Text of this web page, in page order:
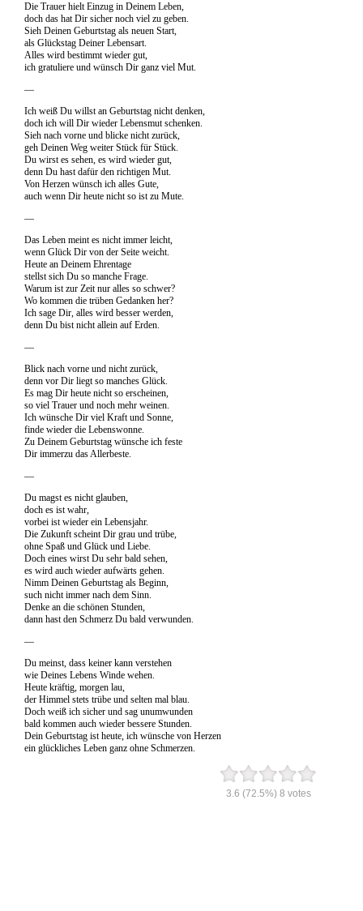
Die Trauer hielt Einzug in Deinem Leben,
doch das hat Dir sicher noch viel zu geben.
Sieh Deinen Geburtstag als neuen Start,
als Glückstag Deiner Lebensart.
Alles wird bestimmt wieder gut,
ich gratuliere und wünsch Dir ganz viel Mut.
—
Ich weiß Du willst an Geburtstag nicht denken,
doch ich will Dir wieder Lebensmut schenken.
Sieh nach vorne und blicke nicht zurück,
geh Deinen Weg weiter Stück für Stück.
Du wirst es sehen, es wird wieder gut,
denn Du hast dafür den richtigen Mut.
Von Herzen wünsch ich alles Gute,
auch wenn Dir heute nicht so ist zu Mute.
—
Das Leben meint es nicht immer leicht,
wenn Glück Dir von der Seite weicht.
Heute an Deinem Ehrentage
stellst sich Du so manche Frage.
Warum ist zur Zeit nur alles so schwer?
Wo kommen die trüben Gedanken her?
Ich sage Dir, alles wird besser werden,
denn Du bist nicht allein auf Erden.
—
Blick nach vorne und nicht zurück,
denn vor Dir liegt so manches Glück.
Es mag Dir heute nicht so erscheinen,
so viel Trauer und noch mehr weinen.
Ich wünsche Dir viel Kraft und Sonne,
finde wieder die Lebenswonne.
Zu Deinem Geburtstag wünsche ich feste
Dir immerzu das Allerbeste.
—
Du magst es nicht glauben,
doch es ist wahr,
vorbei ist wieder ein Lebensjahr.
Die Zukunft scheint Dir grau und trübe,
ohne Spaß und Glück und Liebe.
Doch eines wirst Du sehr bald sehen,
es wird auch wieder aufwärts gehen.
Nimm Deinen Geburtstag als Beginn,
such nicht immer nach dem Sinn.
Denke an die schönen Stunden,
dann hast den Schmerz Du bald verwunden.
—
Du meinst, dass keiner kann verstehen
wie Deines Lebens Winde wehen.
Heute kräftig, morgen lau,
der Himmel stets trübe und selten mal blau.
Doch weiß ich sicher und sag unumwunden
bald kommen auch wieder bessere Stunden.
Dein Geburtstag ist heute, ich wünsche von Herzen
ein glückliches Leben ganz ohne Schmerzen.
3.6 (72.5%) 8 votes